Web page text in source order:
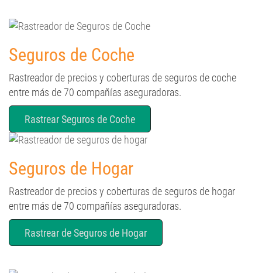
Seguros de Coche
Rastreador de precios y coberturas de seguros de coche
entre más de 70 compañías aseguradoras.
Rastrear Seguros de Coche
Seguros de Hogar
Rastreador de precios y coberturas de seguros de hogar
entre más de 70 compañías aseguradoras.
Rastrear de Seguros de Hogar